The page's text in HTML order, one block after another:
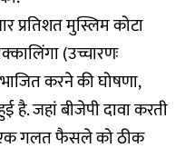
प्रतिशत मुस्लिम कोटा
(उच्चारणः
करने की घोषणा,
है. जहां बीजेपी दावा करती
गलत फैसले को ठीक